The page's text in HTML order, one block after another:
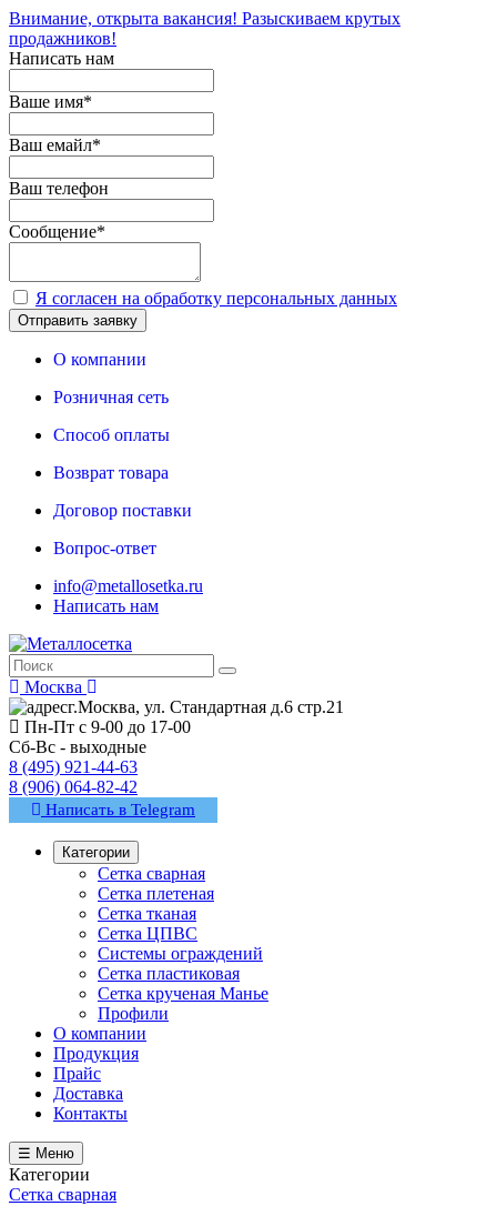
Внимание, открыта вакансия! Разыскиваем крутых
продажников!
Написать нам
Ваше имя*
Ваш емайл*
Ваш телефон
Сообщение*
Я согласен на обработку персональных данных
Отправить заявку
О компании
Розничная сеть
Способ оплаты
Возврат товара
Договор поставки
Вопрос-ответ
info@metallosetka.ru
Написать нам
Москва
г.Москва, ул. Стандартная д.6 стр.21
Пн-Пт с 9-00 до 17-00
Сб-Вс - выходные
8 (495) 921-44-63
8 (906) 064-82-42
Написать в Telegram
Категории
Сетка сварная
Сетка плетеная
Сетка тканая
Сетка ЦПВС
Системы ограждений
Сетка пластиковая
Сетка крученая Манье
Профили
О компании
Продукция
Прайс
Доставка
Контакты
☰ Меню
Категории
Сетка сварная